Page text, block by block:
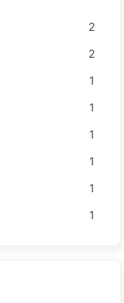
2
2
1
1
1
1
1
1